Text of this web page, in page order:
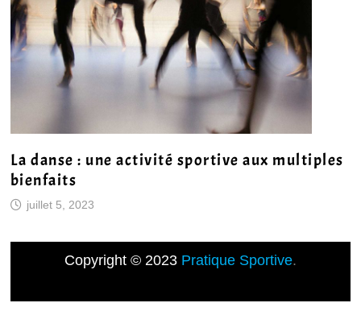
La danse : une activité sportive aux multiples
bienfaits
juillet 5, 2023
Copyright © 2023 Pratique Sportive.